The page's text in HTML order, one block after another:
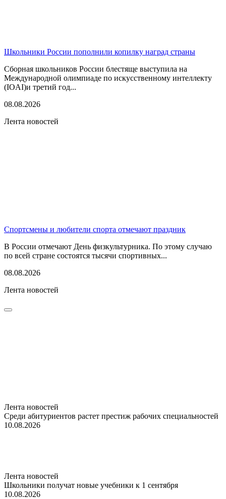
Школьники России пополнили копилку наград страны
Сборная школьников России блестяще выступила на
Международной олимпиаде по искусственному интеллекту
(IOAI)и третий год...
08.08.2026
Лента новостей
Спортсмены и любители спорта отмечают праздник
В России отмечают День физкультурника. По этому случаю
по всей стране состоятся тысячи спортивных...
08.08.2026
Лента новостей
Лента новостей
Среди абитуриентов растет престиж рабочих специальностей
10.08.2026
Лента новостей
Школьники получат новые учебники к 1 сентября
10.08.2026